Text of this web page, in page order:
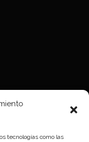
tecnologías como las